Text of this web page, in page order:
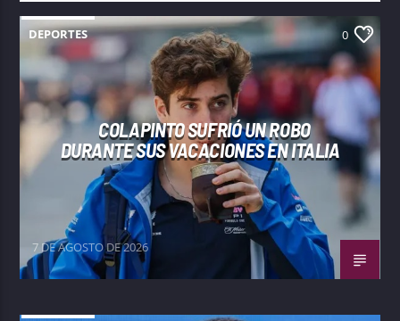
DEPORTES 0
COLAPINTO SUFRIÓ UN ROBO
DURANTE SUS VACACIONES EN ITALIA
7 DE AGOSTO DE 2026